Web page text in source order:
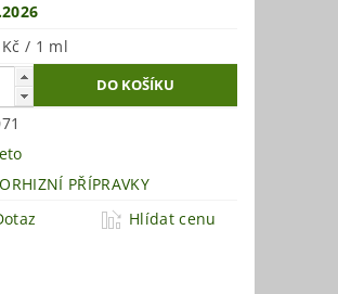
/ 1 ml
PŘÍPRAVKY
Hlídat cenu